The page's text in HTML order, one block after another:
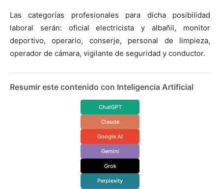
Las categorías profesionales para dicha posibilidad
laboral serán: oficial electricista y albañil, monitor
deportivo, operario, conserje, personal de limpieza,
operador de cámara, vigilante de seguridad y conductor.
Resumir este contenido con Inteligencia Artificial
ChatGPT
Claude
Google AI
Gemini
Grok
Perplexity